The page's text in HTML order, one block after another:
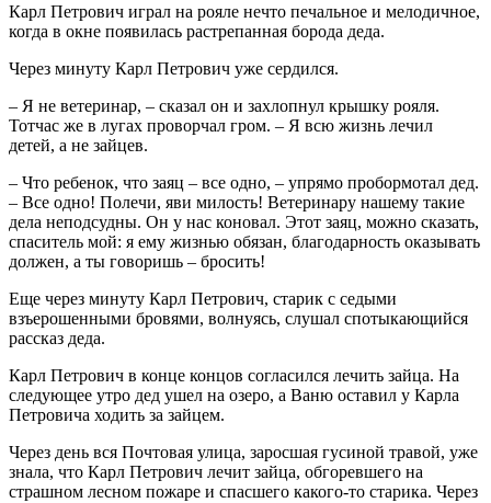
Карл Петрович играл на рояле нечто печальное и мелодичное,
когда в окне появилась растрепанная борода деда.
Через минуту Карл Петрович уже сердился.
– Я не ветеринар, – сказал он и захлопнул крышку рояля.
Тотчас же в лугах проворчал гром. – Я всю жизнь лечил
детей, а не зайцев.
– Что ребенок, что заяц – все одно, – упрямо пробормотал дед.
– Все одно! Полечи, яви милость! Ветеринару нашему такие
дела неподсудны. Он у нас коновал. Этот заяц, можно сказать,
спаситель мой: я ему жизнью обязан, благодарность оказывать
должен, а ты говоришь – бросить!
Еще через минуту Карл Петрович, старик с седыми
взъерошенными бровями, волнуясь, слушал спотыкающийся
рассказ деда.
Карл Петрович в конце концов согласился лечить зайца. На
следующее утро дед ушел на озеро, а Ваню оставил у Карла
Петровича ходить за зайцем.
Через день вся Почтовая улица, заросшая гусиной травой, уже
знала, что Карл Петрович лечит зайца, обгоревшего на
страшном лесном пожаре и спасшего какого-то старика. Через